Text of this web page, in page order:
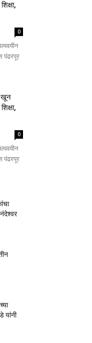
0
पंढरपूर
खून
0
पंढरपूर
यांनी